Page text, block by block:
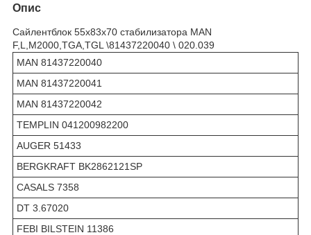
Опис
Сайлентблок 55x83x70 стабилизатора MAN
F,L,M2000,TGA,TGL \81437220040 \ 020.039
MAN 81437220040
MAN 81437220041
MAN 81437220042
TEMPLIN 041200982200
AUGER 51433
BERGKRAFT BK2862121SP
CASALS 7358
DT 3.67020
FEBI BILSTEIN 11386